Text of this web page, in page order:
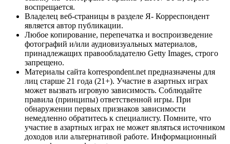
воспрещается.
Владелец веб-страницы в разделе Я- Корреспондент
является автор публикации.
Любое копирование, перепечатка и воспроизведение
фотографий и/или аудиовизуальных материалов,
принадлежащих правообладателю Getty Images, строго
запрещено.
Материалы сайта korrespondent.net предназначены для
лиц старше 21 года (21+). Участие в азартных играх
может вызвать игровую зависимость. Соблюдайте
правила (принципы) ответственной игры. При
обнаружении первых признаков зависимости
немедленно обратитесь к специалисту. Помните, что
участие в азартных играх не может являться источником
доходов или альтернативой работе. Информационный